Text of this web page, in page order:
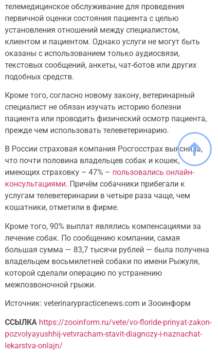
телемедицинское обслуживание для проведения
первичной оценки состояния пациента с целью
установления отношений между специалистом,
клиентом и пациентом. Однако услуги не могут быть
оказаны с использованием только аудиосвязи,
текстовых сообщений, анкеты, чат-ботов или других
подобных средств.
Кроме того, согласно новому закону, ветеринарный
специалист не обязан изучать историю болезни
пациента или проводить физический осмотр пациента,
прежде чем использовать телеветеринарию.
В России страховая компания Росгосстрах выяснила,
что почти половина владельцев собак и кошек,
имеющих страховку – 47% – пользовались онлайн-
консультациями. Причём собачники прибегали к
услугам телеветеринарии в четыре раза чаще, чем
кошатники, отметили в фирме.
Кроме того, 90% выплат являлись компенсациями за
лечение собак. По сообщению компании, самая
большая сумма — 83,7 тысячи рублей — была получена
владельцем восьмилетней собаки по имени Рыжуля,
которой сделали операцию по устранению
межпозвоночной грыжи.
Источник: veterinarypracticenews.com и Зооинформ
ССЫЛКА https://zooinform.ru/vete/vo-floride-prinyat-zakon-
pozvolyayushhij-vetvracham-stavit-diagnozy-i-naznachat-
lekarstva-onlajn/